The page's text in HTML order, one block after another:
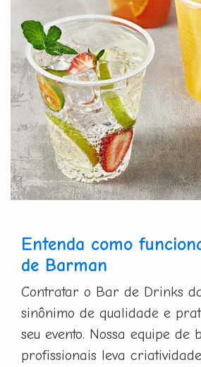
Entenda como
de Barman
Contratar o Bar de Drinks
sinônimo de qualidade e
seu evento. Nossa equipe de
profissionais leva